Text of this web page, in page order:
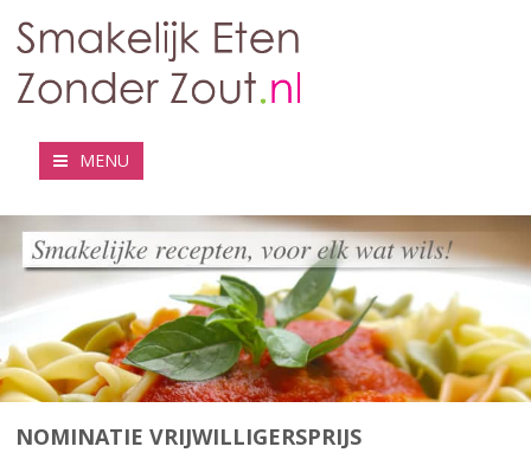
MENU
NOMINATIE VRIJWILLIGERSPRIJS